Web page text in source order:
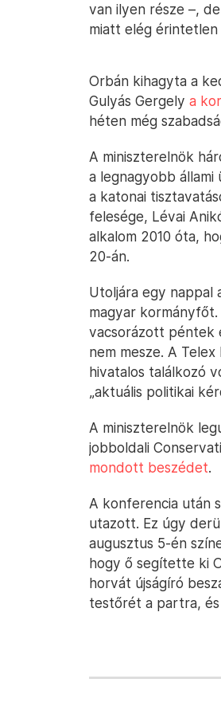
van ilyen része –,
miatt elég
Orbán kihagyta a
Gulyás Gergely a
héten még
A miniszterelnök
a legnagyobb
a katonai
felesége, Lévai
alkalom 2010 óta,
20-án.
Utoljára egy nappal
magyar
vacsorázott péntek
nem mesze. A
hivatalos találkozó
„aktuális politikai
A miniszterelnök
jobboldali
mondott beszédet.
A konferencia után
utazott. Ez úgy
augusztus 5-én
hogy ő segítette ki
horvát újságíró
testőrét a partra,